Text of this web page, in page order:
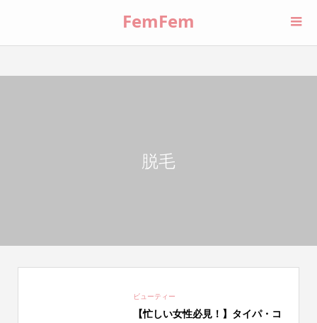
FemFem
脱毛
ビューティー
【忙しい女性必見！】タイパ・コ